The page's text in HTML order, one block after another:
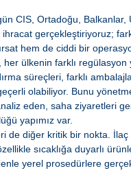
CIS, Ortadoğu, Balkanlar,
gerçekleştiriyoruz;
hem de ciddi bir
ülkenin farklı regülasyon
süreçleri, farklı
olabiliyor. Bunu
eden, saha ziyaretleri
yapımız var.
de diğer kritik bir nokta.
sıcaklığa duyarlı
yerel prosedürlere